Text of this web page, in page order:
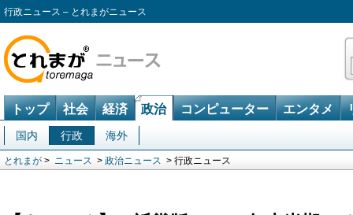
行政ニュース – とれまがニュース
トップ 社会 経済 政治 コンピューター エンタメ
国内 行政 海外
とれまが > ニュース > 政治ニュース > 行政ニュース